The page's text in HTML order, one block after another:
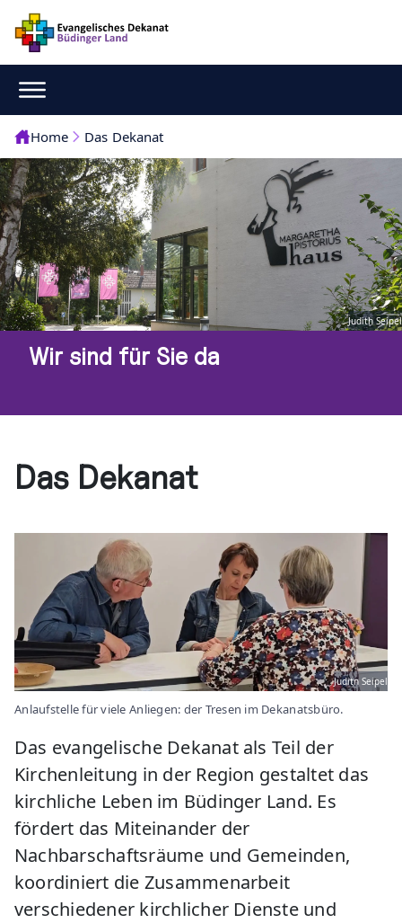
Home Das Dekanat
Judith Seipel
Wir sind für Sie da
Das Dekanat
Juditn Seipel
Anlaufstelle für viele Anliegen: der Tresen im Dekanatsbüro.
Das evangelische Dekanat als Teil der
Kirchenleitung in der Region gestaltet das
kirchliche Leben im Büdinger Land. Es
fördert das Miteinander der
Nachbarschaftsräume und Gemeinden,
koordiniert die Zusammenarbeit
verschiedener kirchlicher Dienste und